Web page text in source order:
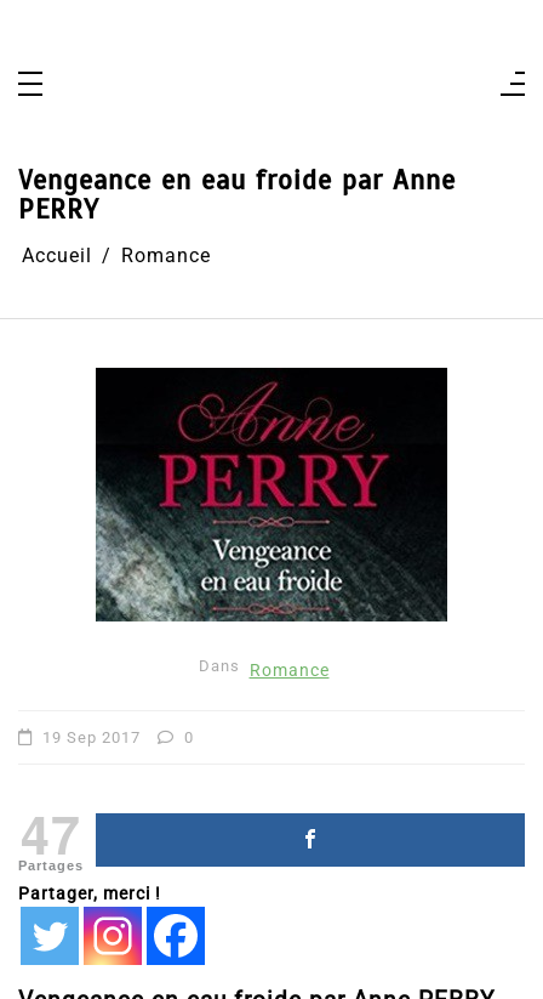
Vengeance en eau froide par Anne
PERRY
Accueil Romance
Dans Romance
19 Sep 2017 0
47
Partages
Partager, merci !